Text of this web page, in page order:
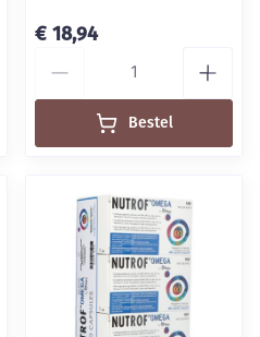
€ 18,94
Bestel